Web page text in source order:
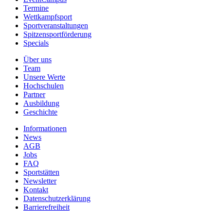
Termine
Wettkampfsport
Sportveranstaltungen
Spitzensportförderung
Specials
Über uns
Team
Unsere Werte
Hochschulen
Partner
Ausbildung
Geschichte
Informationen
News
AGB
Jobs
FAQ
Sportstätten
Newsletter
Kontakt
Datenschutzerklärung
Barrierefreiheit